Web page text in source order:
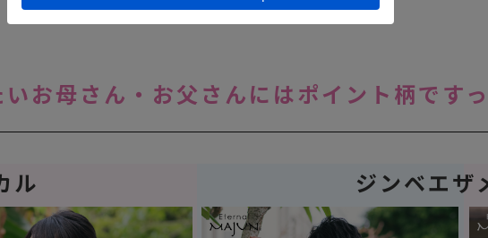
お母さん・ お父さんにはポイント柄です
ル ジンベエザ